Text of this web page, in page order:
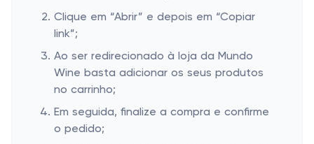
Clique em “Abrir” e depois em “Copiar
link”;
Ao ser redirecionado à loja da Mundo
Wine basta adicionar os seus produtos
no carrinho;
Em seguida, finalize a compra e confirme
o pedido;